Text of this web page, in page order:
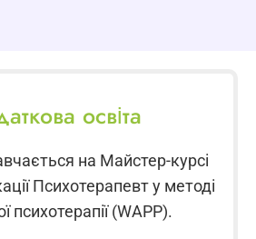
освіта
на Майстер-курсі
Психотерапевт у методі
психотерапії (WAPP).